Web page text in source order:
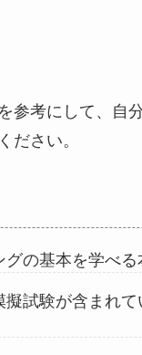
参考にして、自
ださい。
グの基本を学べる
擬試験が含まれて